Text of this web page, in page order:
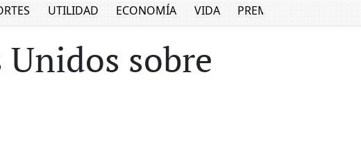
UTILIDAD ECONOMÍA VIDA PREMIUM
sobre